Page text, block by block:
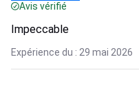
Avis vérifié
Impeccable
Expérience du : 29 mai 2026